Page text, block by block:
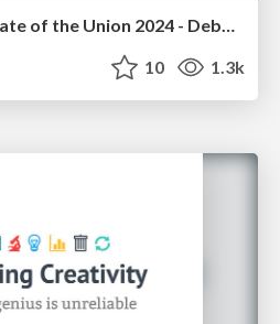
Chrome DevTools: State of the Union 2024 - Debugging React & Beyond
10 1.3k